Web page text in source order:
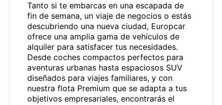
Tanto si te embarcas en una escapada de
fin de semana, un viaje de negocios o estás
descubriendo una nueva ciudad, Europcar
ofrece una amplia gama de vehículos de
alquiler para satisfacer tus necesidades.
Desde coches compactos perfectos para
aventuras urbanas hasta espaciosos SUV
diseñados para viajes familiares, y con
nuestra flota Premium que se adapta a tus
objetivos empresariales, encontrarás el